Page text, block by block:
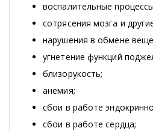
воспалительные
сотрясения мозга и
нарушения в обмене
угнетение функций
близорукость;
анемия;
сбои в работе
сбои в работе сердца;